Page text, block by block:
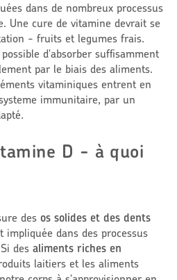
dans de nombreux processus
Une cure de vitamine devrait se
- fruits et legumes frais.
d'absorber suffisamment
par le biais des aliments.
vitaminiques entrent en
immunitaire, par un
D - à quoi
des os solides et des dents
impliquée dans des processus
des aliments riches en
laitiers et les aliments